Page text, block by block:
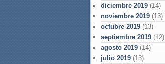
diciembre 2019 (14)
noviembre 2019 (13)
octubre 2019 (13)
septiembre 2019 (12)
agosto 2019 (14)
julio 2019 (13)